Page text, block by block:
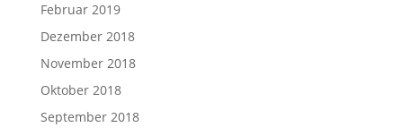
Februar 2019
Dezember 2018
November 2018
Oktober 2018
September 2018